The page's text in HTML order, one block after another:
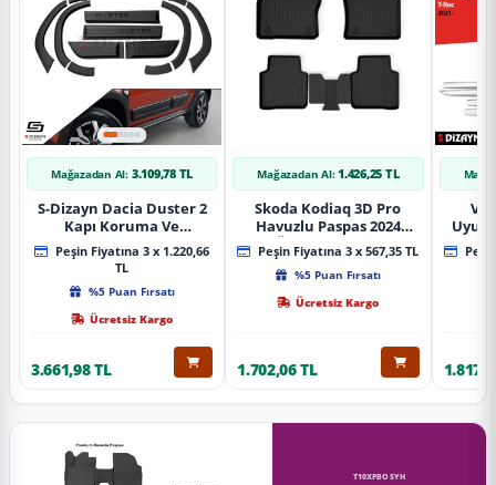
Mağazadan Al: 3.109,78 TL
S-Dizayn Dacia Duster 2
Kapı Koruma Ve
Çamurluk Kaplaması
Dodik Seti 2018 Üzeri A+
Kalite
Peşin Fiyatına 3 x 1.220,66
TL
%5 Puan Fırsatı
Ücretsiz Kargo
3.661,98 TL
Mağazadan Al: 1.426,25 TL
Skoda Kodiaq 3D Pro
Havuzlu Paspas 2024
Üzeri A+ Kalite
Peşin Fiyatına 3 x 567,35 TL
%5 Puan Fırsatı
Ücretsiz Kargo
1.702,06 TL
Yan
T10XPBOSYH